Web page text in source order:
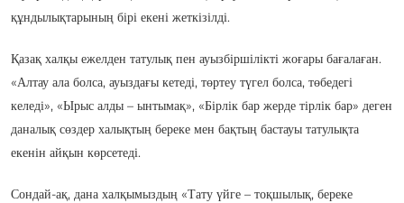
құндылықтарының бірі екені жеткізілді.
Қазақ халқы ежелден татулық пен ауызбіршілікті жоғары бағалаған.
«Алтау ала болса, ауыздағы кетеді, төртеу түгел болса, төбедегі
келеді», «Ырыс алды – ынтымақ», «Бірлік бар жерде тірлік бар» деген
даналық сөздер халықтың береке мен бақтың бастауы татулықта
екенін айқын көрсетеді.
Сондай-ақ, дана халқымыздың «Тату үйге – тоқшылық, береке